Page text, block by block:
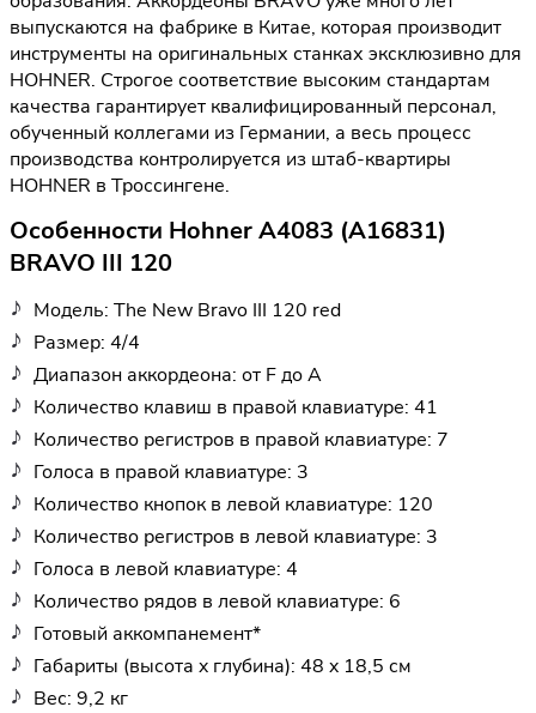
выпускаются на фабрике в Китае, которая производит
инструменты на оригинальных станках эксклюзивно для
HOHNER. Строгое соответствие высоким стандартам
качества гарантирует квалифицированный персонал,
обученный коллегами из Германии, а весь процесс
производства контролируется из штаб-квартиры
HOHNER в Троссингене.
Особенности Hohner A4083 (A16831)
BRAVO III 120
Модель: The New Bravo III 120 red
Размер: 4/4
Диапазон аккордеона: от F до A
Количество клавиш в правой клавиатуре: 41
Количество регистров в правой клавиатуре: 7
Голоса в правой клавиатуре: 3
Количество кнопок в левой клавиатуре: 120
Количество регистров в левой клавиатуре: 3
Голоса в левой клавиатуре: 4
Количество рядов в левой клавиатуре: 6
Готовый аккомпанемент*
Габариты (высота x глубина): 48 x 18,5 см
Вес: 9,2 кг